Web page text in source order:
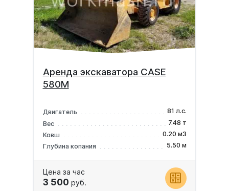
Аренда экскаватора CASE
580M
Двигатель
81 л.с.
Вес
7.48 т
Ковш
0.20 м3
Глубина копания
5.50 м
Цена за час
3 500 руб.